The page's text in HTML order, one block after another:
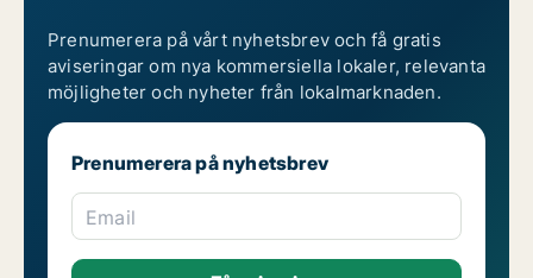
Prenumerera på vårt nyhetsbrev och få gratis
aviseringar om nya kommersiella lokaler, relevanta
möjligheter och nyheter från lokalmarknaden.
Prenumerera på nyhetsbrev
Email